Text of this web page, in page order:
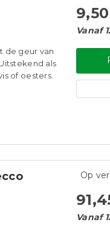
de geur van
als
of oesters.
9,50
Vanaf
Op
Vanaf